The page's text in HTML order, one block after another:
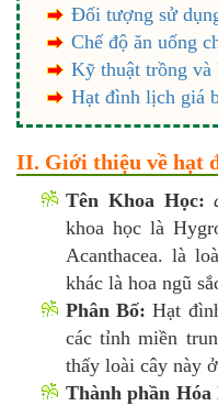
Đối tượng sử
Chế độ ăn uống
Kỹ thuật trồng và
Hạt đình lịch giá
II. Giới thiệu về hạt
Tên Khoa Học:
khoa học là
Acanthacea. là
khác là hoa ngũ
Phân Bố: Hạt
các tỉnh miền
thấy loài cây này
Thành phần